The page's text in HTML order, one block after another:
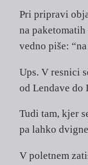
Pri pripravi
na
vedno piše:
Ups. V resnici
od Lendave do
Tudi tam, kjer
pa lahko
V poletnem